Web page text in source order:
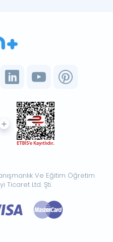
Ve Eğitim Öğretim
Ticaret Ltd. Şti.